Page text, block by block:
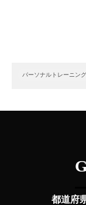
パーソナルトレーニング
都道府